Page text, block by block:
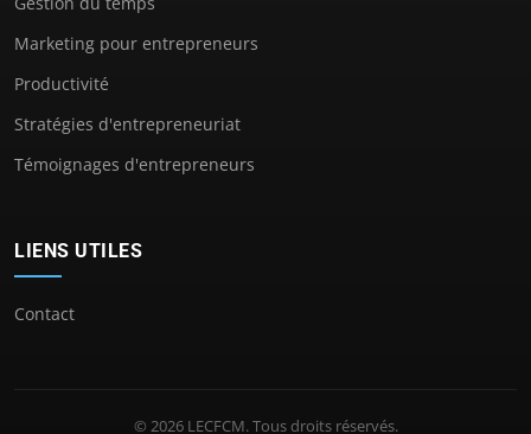
Marketing pour entrepreneurs
Productivité
Stratégies d'entrepreneuriat
Témoignages d'entrepreneurs
LIENS UTILES
Contact
© 2026 LECFCM. Tous droits réservés.